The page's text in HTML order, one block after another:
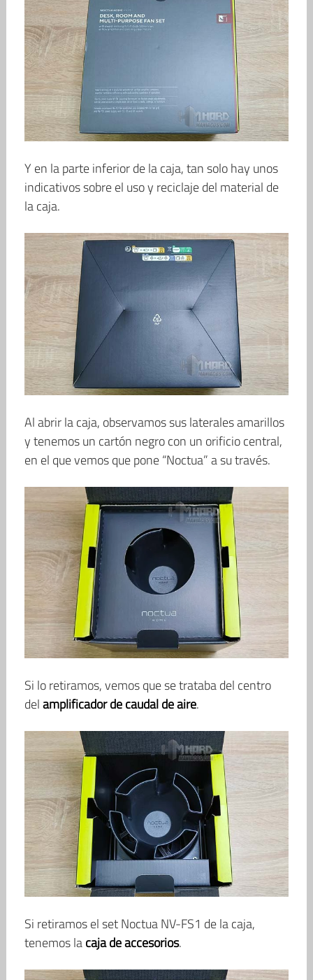
Y en la parte inferior de la caja, tan solo hay unos
indicativos sobre el uso y reciclaje del material de
la caja.
Al abrir la caja, observamos sus laterales amarillos
y tenemos un cartón negro con un orificio central,
en el que vemos que pone “Noctua” a su través.
Si lo retiramos, vemos que se trataba del centro
delamplificador de caudal de aire.
Si retiramos el set Noctua NV-FS1 de la caja,
tenemos lacaja de accesorios.